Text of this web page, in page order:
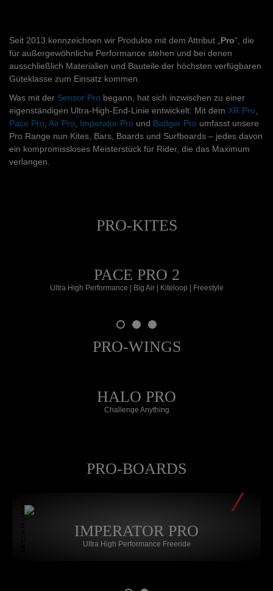
Seit 2013 kennzeichnen wir Produkte mit dem Attribut „ Pro“, die
für außergewöhnliche Performance stehen und bei denen
ausschließlich Materialien und Bauteile der höchsten verfügbaren
Güteklasse zum Einsatz kommen.
Was mit der Sensor Pro begann, hat sich inzwischen zu einer
eigenständigen Ultra-High-End-Linie entwickelt: Mit dem XR Pro,
Pace Pro, Air Pro, Imperator Pro und Badger Pro umfasst unsere
Pro Range nun Kites, Bars, Boards und Surfboards – jedes davon
ein kompromissloses Meisterstück für Rider, die das Maximum
verlangen.
PRO-KITES
PACE PRO 2
Ultra High Performance | Big Air | Kiteloop | Freestyle
PRO-WINGS
HALO PRO
Challenge Anything
PRO-BOARDS
IMPERATOR PRO
Ultra High Performance Freeride